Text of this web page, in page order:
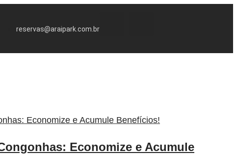
reservas@araipark.com.br
Economize e Acumule